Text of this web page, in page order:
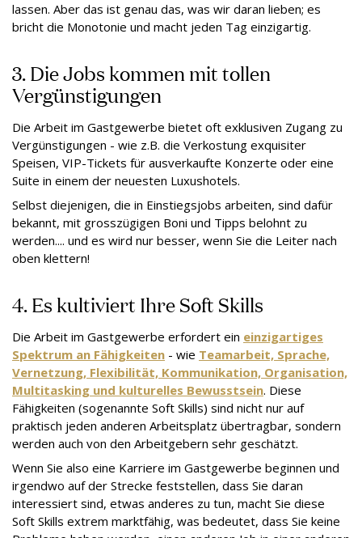
lassen. Aber das ist genau das, was wir daran lieben; es
bricht die Monotonie und macht jeden Tag einzigartig.
3. Die Jobs kommen mit tollen
Vergünstigungen
Die Arbeit im Gastgewerbe bietet oft exklusiven Zugang zu
Vergünstigungen - wie z.B. die Verkostung exquisiter
Speisen, VIP-Tickets für ausverkaufte Konzerte oder eine
Suite in einem der neuesten Luxushotels.
Selbst diejenigen, die in Einstiegsjobs arbeiten, sind dafür
bekannt, mit grosszügigen Boni und Tipps belohnt zu
werden.... und es wird nur besser, wenn Sie die Leiter nach
oben klettern!
4. Es kultiviert Ihre Soft Skills
Die Arbeit im Gastgewerbe erfordert ein einzigartiges
Spektrum an Fähigkeiten - wie Teamarbeit, Sprache,
Vernetzung, Flexibilität, Kommunikation, Organisation,
Multitasking und kulturelles Bewusstsein. Diese
Fähigkeiten (sogenannte Soft Skills) sind nicht nur auf
praktisch jeden anderen Arbeitsplatz übertragbar, sondern
werden auch von den Arbeitgebern sehr geschätzt.
Wenn Sie also eine Karriere im Gastgewerbe beginnen und
irgendwo auf der Strecke feststellen, dass Sie daran
interessiert sind, etwas anderes zu tun, macht Sie diese
Soft Skills extrem marktfähig, was bedeutet, dass Sie keine